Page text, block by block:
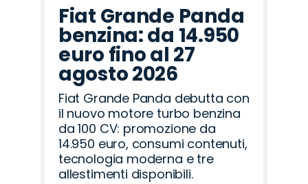
Fiat Grande Panda
benzina: da 14.950
euro fino al 27
agosto 2026
Fiat Grande Panda debutta con
il nuovo motore turbo benzina
da 100 CV: promozione da
14.950 euro, consumi contenuti,
tecnologia moderna e tre
allestimenti disponibili.